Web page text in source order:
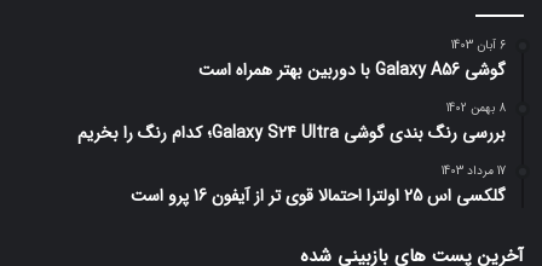
6 آبان 1403
گوشی Galaxy A56 با دوربین بهتر همراه است
8 بهمن 1402
بررسی رنگ بندی گوشی Galaxy S24 Ultra؛ کدام رنگ را بخریم
17 مرداد 1403
گلکسی اس 25 اولترا احتمالا قوی تر از آیفون 16 پرو است
آخرین پست های بازبینی شده